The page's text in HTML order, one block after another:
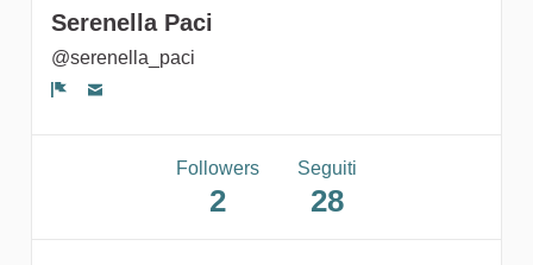
Serenella Paci
@serenella_paci
Followers
2
Seguiti
28